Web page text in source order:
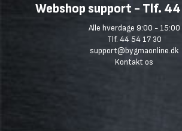
Webshop support - Tlf.
Alle hverdage 9:00 - 15:00
Tlf. 44 54 17 30
support@bygmaonline.dk
Kontakt os